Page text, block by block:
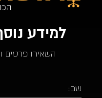
למידע
השאירו פרטים